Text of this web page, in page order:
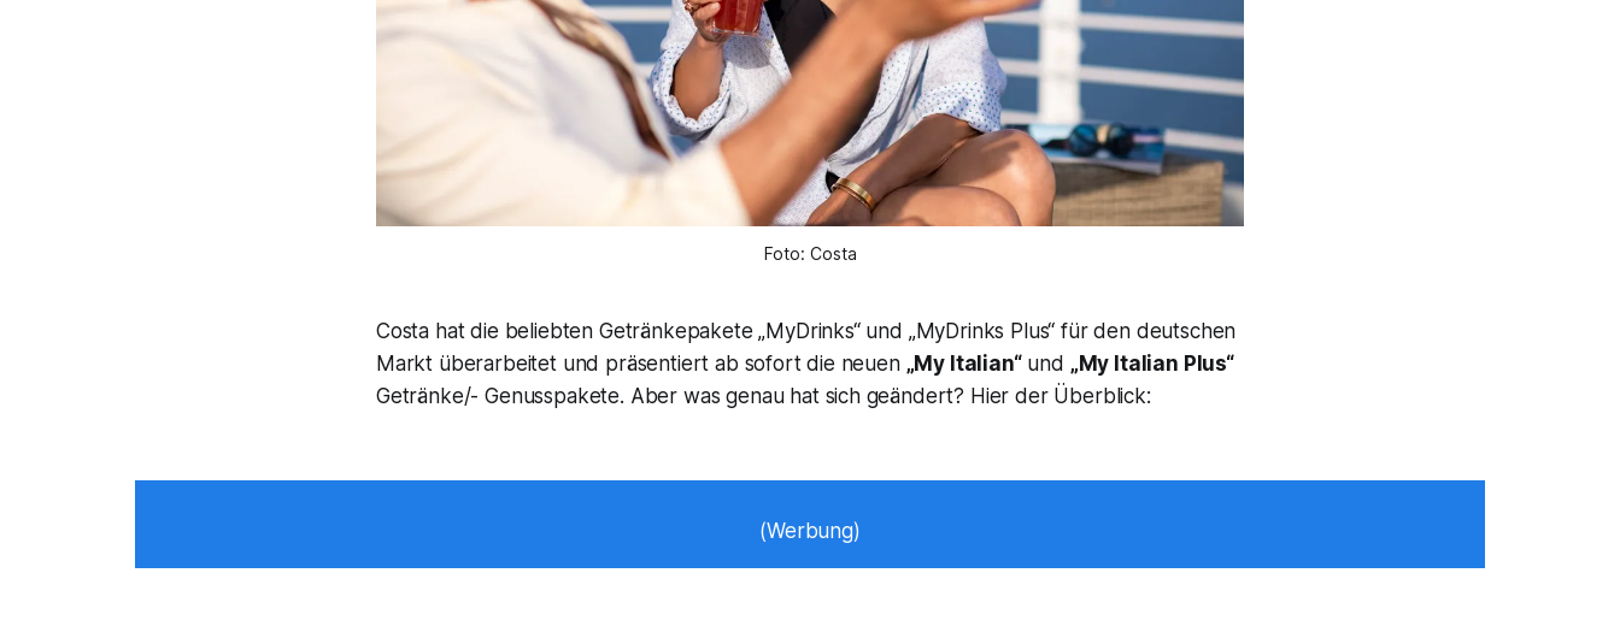
Foto: Costa
Costa hat die beliebten Getränkepakete „MyDrinks“ und „MyDrinks Plus“ für den deutschen
Markt überarbeitet und präsentiert ab sofort die neuen „My Italian“und „My Italian Plus“
Getränke/- Genusspakete. Aber was genau hat sich geändert? Hier der Überblick:
(Werbung)